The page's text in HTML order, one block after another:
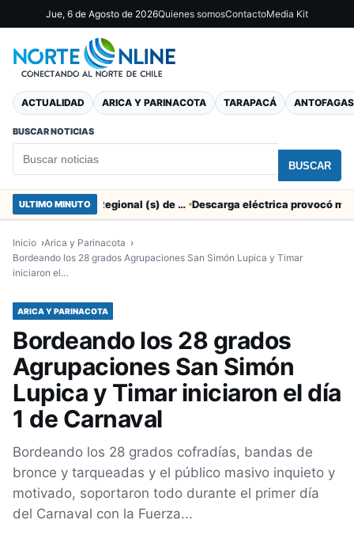
Jue, 6 de Agosto de 2026Quienes somosContactoMedia Kit
ACTUALIDAD ARICA Y PARINACOTA TARAPACÁ
BUSCAR NOTICIAS
BUSCAR
ULTIMO MINUTO SERNAC pidió la renuncia a Director Regional (s) de Arica por contratar solo a militantes del Gobierno
Inicio
Arica y Parinacota
Bordeando los 28 grados Agrupaciones San Simón Lupica y Timar
iniciaron el…
ARICA Y PARINACOTA
Bordeando los 28 grados
Agrupaciones San Simón
Lupica y Timar iniciaron el día
1 de Carnaval
Bordeando los 28 grados cofradías, bandas de
bronce y tarqueadas y el público masivo inquieto y
motivado, soportaron todo durante el primer día
del Carnaval con la Fuerza...